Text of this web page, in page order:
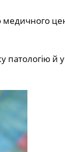
медичного
патологію й